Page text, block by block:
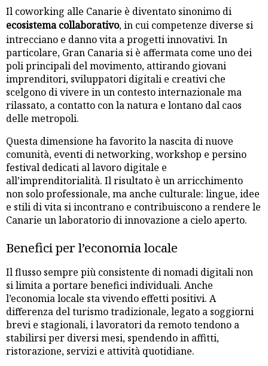
Il coworking alle Canarie è diventato sinonimo di
ecosistema collaborativo, in cui competenze diverse si
intrecciano e danno vita a progetti innovativi. In
particolare, Gran Canaria si è affermata come uno dei
poli principali del movimento, attirando giovani
imprenditori, sviluppatori digitali e creativi che
scelgono di vivere in un contesto internazionale ma
rilassato, a contatto con la natura e lontano dal caos
delle metropoli.
Questa dimensione ha favorito la nascita di nuove
comunità, eventi di networking, workshop e persino
festival dedicati al lavoro digitale e
all’imprenditorialità. Il risultato è un arricchimento
non solo professionale, ma anche culturale: lingue, idee
e stili di vita si incontrano e contribuiscono a rendere le
Canarie un laboratorio di innovazione a cielo aperto.
Benefici per l’economia locale
Il flusso sempre più consistente di nomadi digitali non
si limita a portare benefici individuali. Anche
l’economia locale sta vivendo effetti positivi. A
differenza del turismo tradizionale, legato a soggiorni
brevi e stagionali, i lavoratori da remoto tendono a
stabilirsi per diversi mesi, spendendo in affitti,
ristorazione, servizi e attività quotidiane.